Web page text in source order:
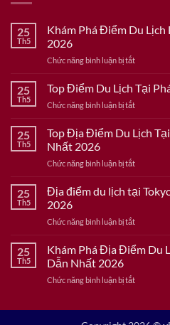
25
Th5
Khám Phá Điểm Du
2026
Chức năng bình luận bị tắtở
Phá
Điểm
Du
Bắc
Dẫn
2026
25
Th5
Top Điểm Du Lịch Tại
Chức năng bình luận bị tắtở
Điểm
Du
Tại
Hấp
2026
25
Th5
Top Địa Điểm Du Lịch
Nhất 2026
Chức năng bình luận bị tắtở
Địa
Điểm
Lịch
Kuala
Dẫn
25
Th5
Địa điểm du lịch tại
2026
Chức năng bình luận bị tắtở
điểm
du
tại
25
Th5
Khám Phá Địa Điểm Du
Dẫn Nhất 2026
Chức năng bình luận bị tắtở